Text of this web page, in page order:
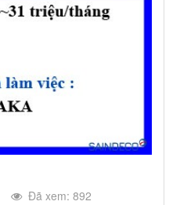
Đã xem: 892